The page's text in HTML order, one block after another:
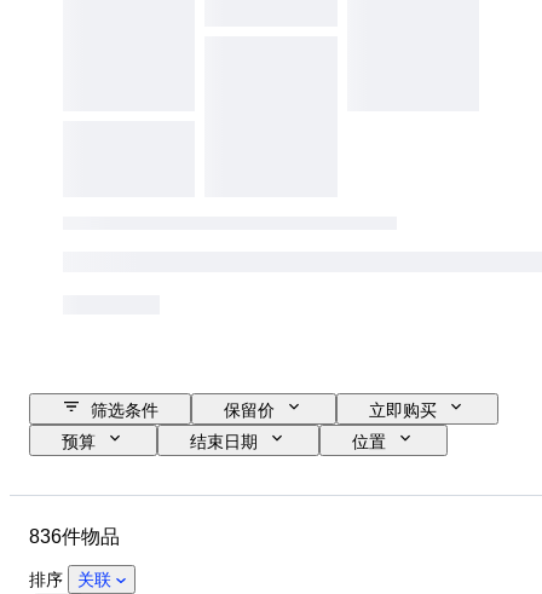
筛选条件 保留价
立即购买
预算
结束日期
位置
课题
签名
836件物品
排序 关联